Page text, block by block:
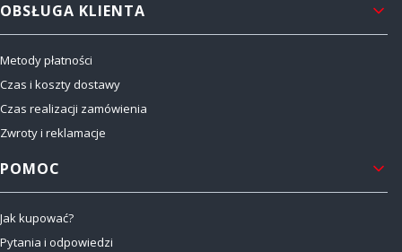
OBSŁUGA KLIENTA
Metody płatności
Czas i koszty dostawy
Czas realizacji zamówienia
Zwroty i reklamacje
POMOC
Jak kupować?
Pytania i odpowiedzi